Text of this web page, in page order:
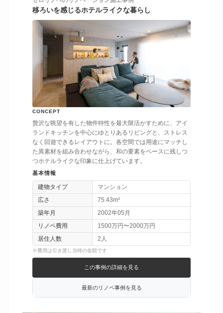
移ろいを感じるホテルライクな暮らし
CONCEPT
贅沢な眺望を有した物件特性を最大限活かすために、アイ
ランドキッチンを中心にゆとりあるリビングと、ストレス
なく回遊できるレイアウトに。各空間では用途にマッチし
た異素材を組み合わせながら、和の要素をベースに残しつ
つホテルライクな印象に仕上げています。
基本情報
建物タイプ
マンション
広さ
75.43m²
築年月
2002年05月
リノベ費用
1500万円〜2000万円
居住人数
2人
※費用は引き渡し当時の金額です
この事例の詳細を見る
最新のリノベ事例を見る